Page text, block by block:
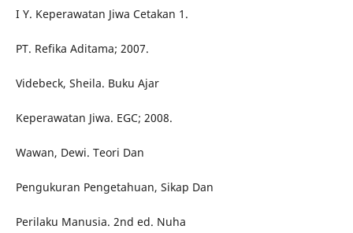
I Y. Keperawatan Jiwa Cetakan 1.
PT. Refika Aditama; 2007.
Videbeck, Sheila. Buku Ajar
Keperawatan Jiwa. EGC; 2008.
Wawan, Dewi. Teori Dan
Pengukuran Pengetahuan, Sikap Dan
Perilaku Manusia. 2nd ed. Nuha